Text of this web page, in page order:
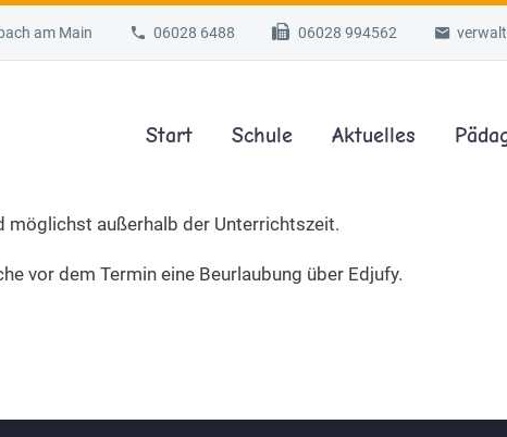
am Main 06028 6488 06028 994562
Start Schule Aktuelles
möglichst außerhalb der Unterrichtszeit.
vor dem Termin eine Beurlaubung über Edjufy.